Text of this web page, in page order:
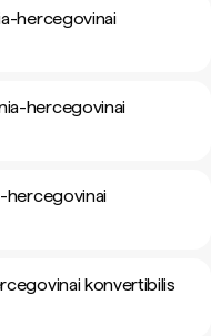
hercegovinai
hercegovinai
hercegovinai
konvertibilis